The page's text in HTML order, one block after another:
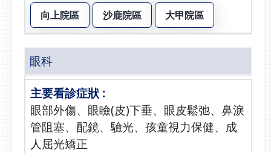
向上院區 沙鹿院區 大甲院區
眼科
眼部外傷、眼瞼(皮)下垂、眼皮鬆弛、鼻淚
管阻塞、配鏡、驗光、孩童視力保健、成
人屈光矯正